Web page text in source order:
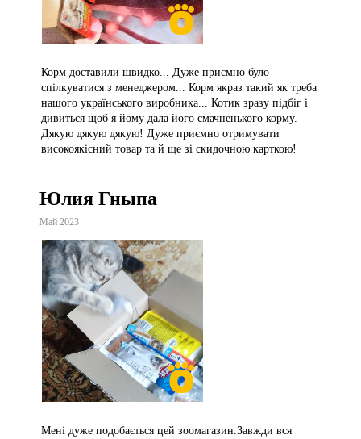
Корм доставили швидко... Дуже приємно було
спілкуватися з менеджером... Корм якраз такий як треба
нашого українського виробника... Котик зразу підбіг і
дивиться щоб я йому дала його смачненького корму.
Дякую дякую дякую! Дуже приємно отримувати
високоякісний товар та й ще зі скидочною карткою!
Юлия Гныпа
Май 2023
Мені дуже подобається цей зоомагазин.Завжди вся